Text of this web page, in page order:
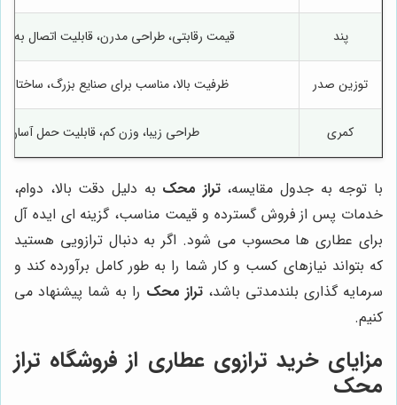
پند قیمت رقابتی، طراحی مدرن، قابلیت اتصال به
توزین صدر ظرفیت بالا، مناسب برای صنایع بزرگ، ساختار
کمری طراحی زیبا، وزن کم، قابلیت حمل آسان
با توجه به جدول مقایسه،تراز محک به دلیل دقت بالا، دوام،
خدمات پس از فروش گسترده و قیمت مناسب، گزینه ای ایده آل
برای عطاری ها محسوب می شود. اگر به دنبال ترازویی هستید
که بتواند نیازهای کسب و کار شما را به طور کامل برآورده کند و
سرمایه گذاری بلندمدتی باشد،تراز محک را به شما پیشنهاد می
کنیم.
مزایای خرید ترازوی عطاری از فروشگاه تراز
محک